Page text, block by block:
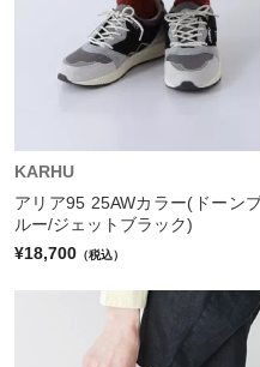
KARHU
アリア95 25AWカラー(ドーン
ルー/ジェットブラック)
¥18,700 （税込）